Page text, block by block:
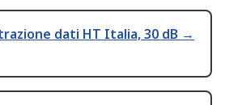
dati HT Italia, 30 dB →